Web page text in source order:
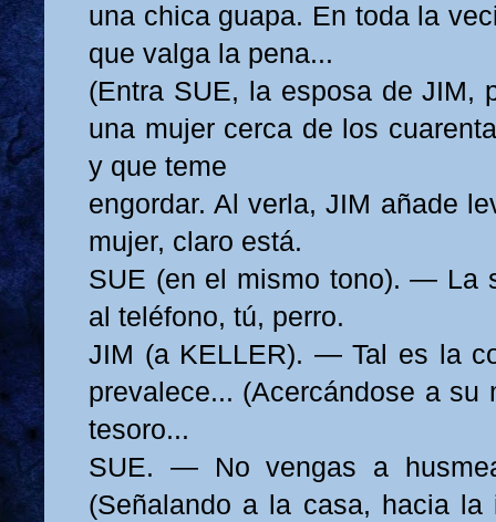
una chica guapa. En toda la
que valga la pena...
(Entra SUE, la esposa de JIM,
una mujer cerca de los
y que teme
engordar. Al verla, JIM añade
mujer, claro está.
SUE (en el mismo tono). — La
al teléfono, tú, perro.
JIM (a KELLER). — Tal es la
prevalece... (Acercándose a su
tesoro...
SUE. — No vengas a
(Señalando a la casa, hacia la